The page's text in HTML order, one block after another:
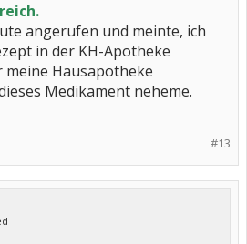
angerufen und meinte, ich
in der KH-Apotheke
meine Hausapotheke
Medikament neheme.
#13